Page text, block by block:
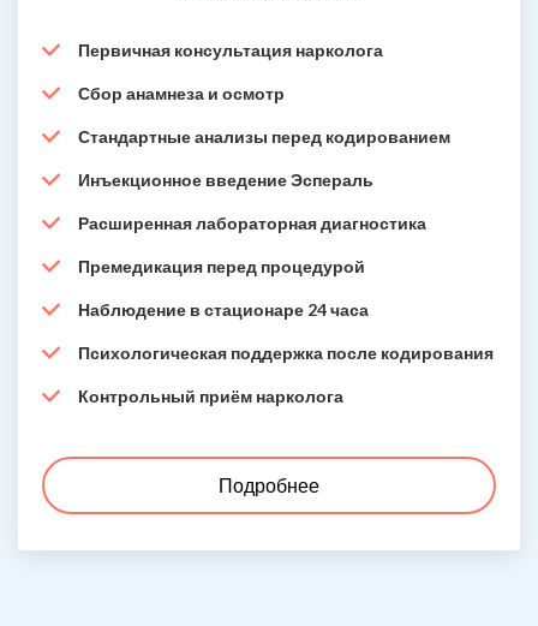
Первичная консультация нарколога
Сбор анамнеза и осмотр
Стандартные анализы перед кодированием
Инъекционное введение Эспераль
Расширенная лабораторная диагностика
Премедикация перед процедурой
Наблюдение в стационаре 24 часа
Психологическая поддержка после кодирования
Контрольный приём нарколога
Подробнее